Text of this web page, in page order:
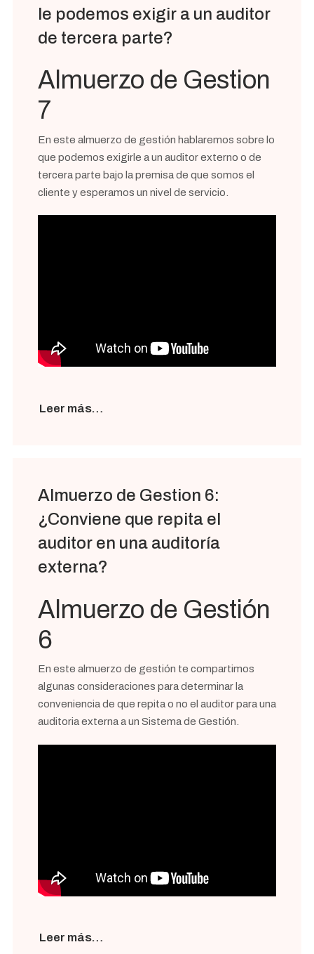
le podemos exigir a un auditor
de tercera parte?
Almuerzo de Gestion
7
En este almuerzo de gestión hablaremos sobre lo
que podemos exigirle a un auditor externo o de
tercera parte bajo la premisa de que somos el
cliente y esperamos un nivel de servicio.
Leer más…
Almuerzo de Gestion 6:
¿Conviene que repita el
auditor en una auditoría
externa?
Almuerzo de Gestión
6
En este almuerzo de gestión te compartimos
algunas consideraciones para determinar la
conveniencia de que repita o no el auditor para una
auditoria externa a un Sistema de Gestión.
Leer más…